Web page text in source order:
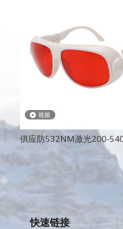
广州机场 20 分钟路程。我们的
面积 4,500 平方米，拥有大型
厅和大型生产部门。我们提供
视频
供应防532NM激光200-
过滤美容仪激光护
快速链接